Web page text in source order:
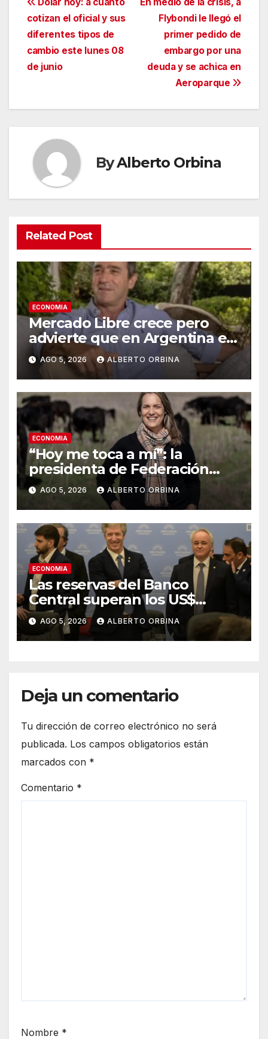
Navegación
de
entradas
Flybondi le llegó el
primer pedido de
embargo por una
deuda y se achica en
Aeroparque
cotizan el oficial y sus
diferentes tipos de
cambio este lunes 08
de junio
ByAlberto Orbina
Related Post
ECONOMIA
Mercado Libre crece pero
advierte que en Argentina el
consumo “vive un contexto
desafiante”
AGO 5, 2026 ALBERTO ORBINA
ECONOMIA
“Hoy me toca a mí”: la
presidenta de Federación
Agraria denunció que
desaparecieron 15 vaquillonas
propias de un campo en
Bolívar
AGO 5, 2026 ALBERTO ORBINA
ECONOMIA
Las reservas del Banco
Central superan los US$
50.000 millones por primera
vez en esta gestión
AGO 5, 2026 ALBERTO ORBINA
Deja un comentario
Tu dirección de correo electrónico no será
publicada. Los campos obligatorios están
marcados con *
Comentario *
Nombre *